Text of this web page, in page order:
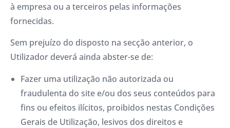
à empresa ou a terceiros pelas informações
fornecidas.
Sem prejuízo do disposto na secção anterior, o
Utilizador deverá ainda abster-se de:
Fazer uma utilização não autorizada ou
fraudulenta do site e/ou dos seus conteúdos para
fins ou efeitos ilícitos, proibidos nestas Condições
Gerais de Utilização, lesivos dos direitos e